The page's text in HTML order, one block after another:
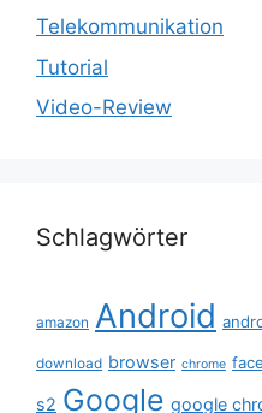
Telekommunikation
Tutorial
Video-Review
Schlagwörter
amazon Android
download browser chrome
s2 Google google